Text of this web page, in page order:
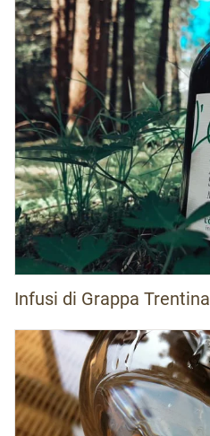
Infusi di Grappa Trentina